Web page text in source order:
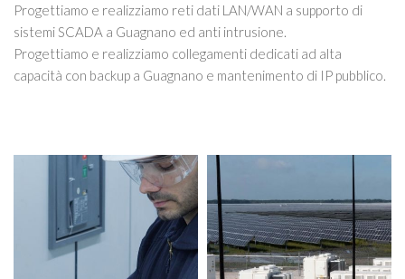
Progettiamo e realizziamo reti dati LAN/WAN a supporto di
sistemi SCADA a Guagnano ed anti intrusione.
Progettiamo e realizziamo collegamenti dedicati ad alta
capacità con backup a Guagnano e mantenimento di IP pubblico.